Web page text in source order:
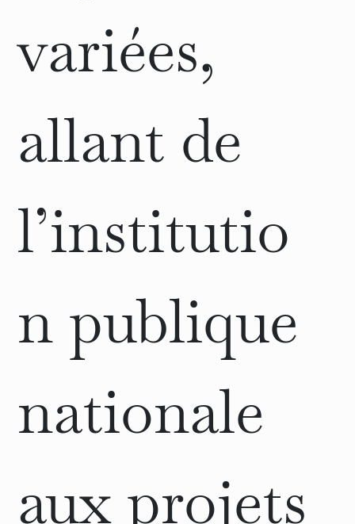
variées,
allant de
l’institutio
n publique
nationale
aux projets